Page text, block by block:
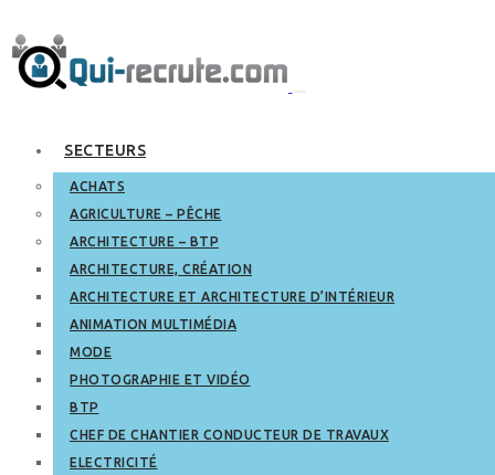
SECTEURS
ACHATS
AGRICULTURE – PÊCHE
ARCHITECTURE – BTP
ARCHITECTURE, CRÉATION
ARCHITECTURE ET ARCHITECTURE D’INTÉRIEUR
ANIMATION MULTIMÉDIA
MODE
PHOTOGRAPHIE ET VIDÉO
BTP
CHEF DE CHANTIER CONDUCTEUR DE TRAVAUX
ELECTRICITÉ